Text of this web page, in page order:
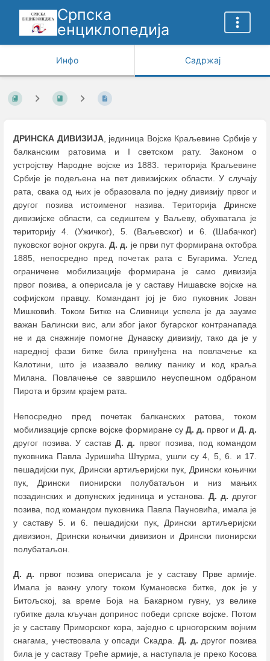
Српска
енциклопедија
Инфо Садржај
ДРИНСКА ДИВИЗИЈА, јединица Војске Краљевине Србије у
балканским ратовима и I светском рату. Законом о
устројству Народне војске из 1883. територија Краљевине
Србије је подељена на пет дивизијских области. У случају
рата, свака од њих је образовала по једну дивизију првог и
другог позива истоименог назива. Територија Дринске
дивизијске области, са седиштем у Ваљеву, обухватала је
територију 4. (Ужичког), 5. (Ваљевског) и 6. (Шабачког)
пуковског војног округа.Д. д. је први пут формирана октобра
1885, непосредно пред почетак рата с Бугарима. Услед
ограничене мобилизације формирана је само дивизија
првог позива, а оперисала је у саставу Нишавске војске на
софијском правцу. Командант јој је био пуковник Јован
Мишковић. Током Битке на Сливници успела је да заузме
важан Балински вис, али због јаког бугарског контранапада
не и да снажније помогне Дунавску дивизију, тако да је у
наредној фази битке била принуђена на повлачење ка
Калотини, што је изазвало велику панику и код краља
Милана. Повлачење се завршило неуспешном одбраном
Пирота и брзим крајем рата.
Непосредно пред почетак балканских ратова, током
мобилизације српске војске формиране су Д. д. првог и Д. д.
другог позива. У састав Д. д. првог позива, под командом
пуковника Павла Јуришића Штурма, ушли су 4, 5, 6. и 17.
пешадијски пук, Дрински артиљеријски пук, Дрински коњички
пук, Дрински пионирски полубатаљон и низ мањих
позадинских и допунских јединица и установа. Д. д. другог
позива, под командом пуковника Павла Пауновића, имала је
у саставу 5. и 6. пешадијски пук, Дрински артиљеријски
дивизион, Дрински коњички дивизион и Дрински пионирски
полубатаљон.
Д. д. првог позива оперисала је у саставу Прве армије.
Имала је важну улогу током Кумановске битке, док је у
Битољској, за време Боја на Бакарном гувну, уз велике
губитке дала кључан допринос победи српске војске. Потом
је у саставу Приморског кора, заједно с црногорским војним
снагама, учествовала у опсади Скадра. Д. д. другог позива
била је у саставу Треће армије, а наступала је преко Косова